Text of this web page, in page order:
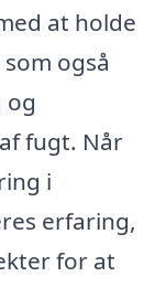
at holde
også
og
fugt. Når
i
erfaring,
for at